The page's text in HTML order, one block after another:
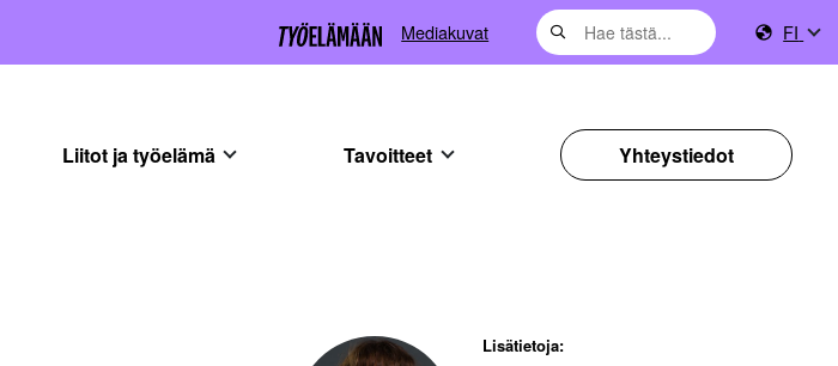
Mediakuvat FI
Liitot ja työelämä Tavoitteet Yhteystiedot
Lisätietoja: